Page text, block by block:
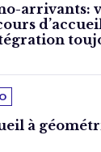
arrivants:
à